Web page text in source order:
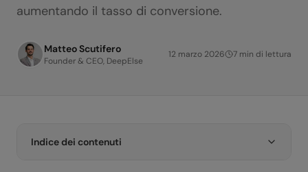
aumentando il tasso di conversione.
Matteo Scutifero
Founder & CEO, DeepElse
12 marzo 2026 7 min di lettura
Indice dei contenuti